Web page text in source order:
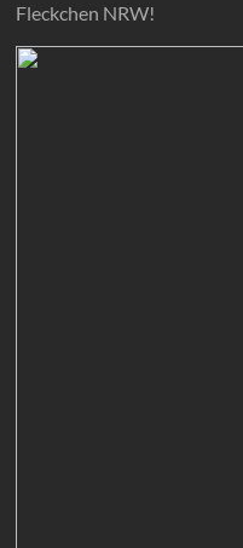
Fleckchen NRW!